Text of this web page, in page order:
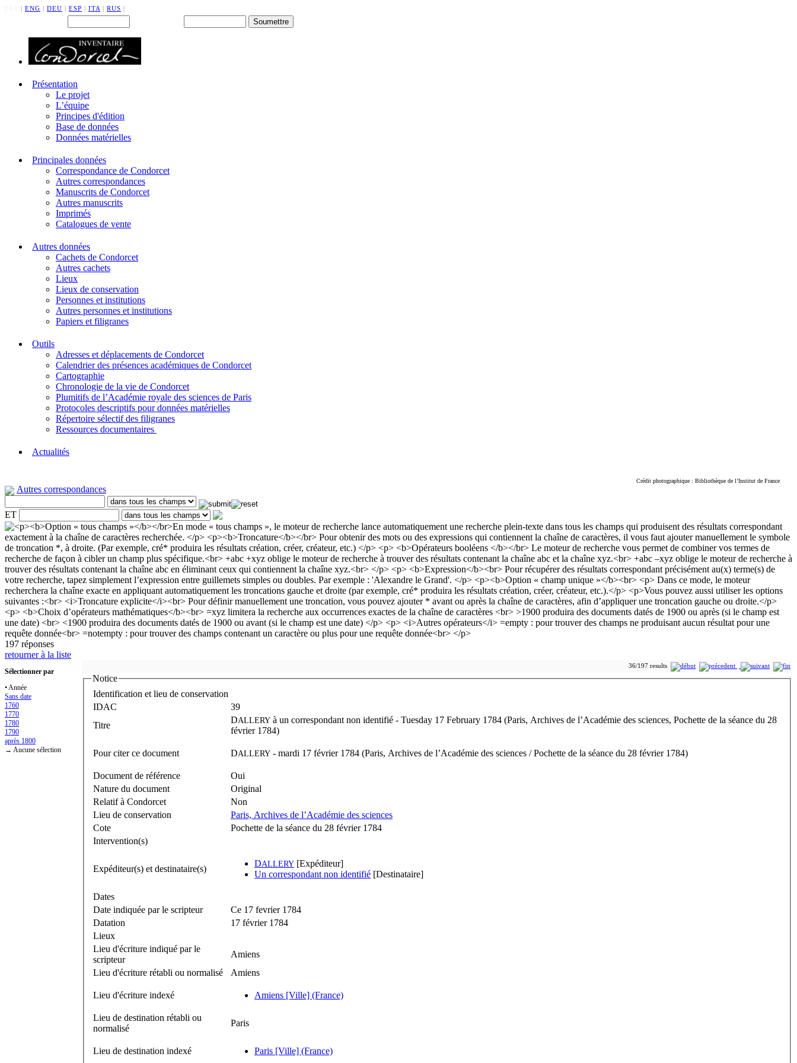
| ENG | DEU | ESP | ITA | RUS |
Présentation
Le projet
L’équipe
Principes d'édition
Base de données
Données matérielles
Principales données
Correspondance de Condorcet
Autres correspondances
Manuscrits de Condorcet
Autres manuscrits
Imprimés
Catalogues de vente
Autres données
Cachets de Condorcet
Autres cachets
Lieux
Lieux de conservation
Personnes et institutions
Autres personnes et institutions
Papiers et filigranes
Outils
Adresses et déplacements de Condorcet
Calendrier des présences académiques de Condorcet
Cartographie
Chronologie de la vie de Condorcet
Plumitifs de l’Académie royale des sciences de Paris
Protocoles descriptifs pour données matérielles
Répertoire sélectif des filigranes
Ressources documentaires
Actualités
Crédit photographique : Bibliothèque de l’Institut de France
Autres correspondances
ET
197 réponses
retourner à la liste
Sélectionner par
• Année
Sans date
1760
1770
1780
1790
après 1800
→ Aucune sélection
36/197 results
Notice
Identification et lieu de conservation
IDAC
39
Titre
DALLERY à un correspondant non identifié - Tuesday 17 February 1784 (Paris, Archives de l’Académie des sciences, Pochette de la séance du 28
février 1784)
Pour citer ce document DALLERY - mardi 17 février 1784 (Paris, Archives de l’Académie des sciences / Pochette de la séance du 28 février 1784)
Document de référence
Oui
Nature du document
Original
Relatif à Condorcet
Non
Lieu de conservation
Paris, Archives de l’Académie des sciences
Cote
Pochette de la séance du 28 février 1784
Intervention(s)
Expéditeur(s) et destinataire(s)
DALLERY [Expéditeur]
Un correspondant non identifié [Destinataire]
Dates
Date indiquée par le scripteur
Ce 17 fevrier 1784
Datation
17 février 1784
Lieux
Lieu d'écriture indiqué par le
scripteur
Amiens
Lieu d'écriture rétabli ou normalisé
Amiens
Lieu d'écriture indexé Amiens [Ville] (France)
Lieu de destination rétabli ou
normalisé
Paris
Lieu de destination indexé Paris [Ville] (France)